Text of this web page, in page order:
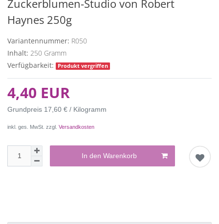
Zuckerblumen-Studio von Robert
Haynes 250g
Variantennummer: R050
Inhalt: 250 Gramm
Verfügbarkeit:
Produkt vergriffen
4,40 EUR
Grundpreis 17,60 € / Kilogramm
inkl. ges. MwSt. zzgl. Versandkosten
In den Warenkorb